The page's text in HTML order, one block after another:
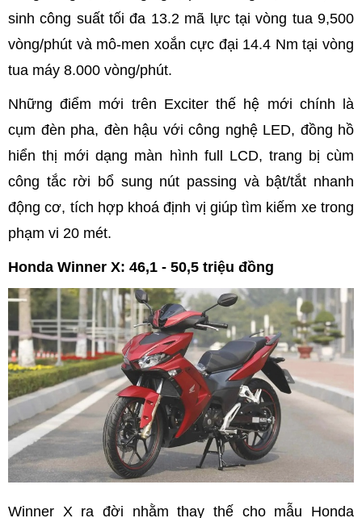
sinh công suất tối đa 13.2 mã lực tại vòng tua 9,500
vòng/phút và mô-men xoắn cực đại 14.4 Nm tại vòng
tua máy 8.000 vòng/phút.
Những điểm mới trên Exciter thế hệ mới chính là
cụm đèn pha, đèn hậu với công nghệ LED, đồng hồ
hiển thị mới dạng màn hình full LCD, trang bị cùm
công tắc rời bổ sung nút passing và bật/tắt nhanh
động cơ, tích hợp khoá định vị giúp tìm kiếm xe trong
phạm vi 20 mét.
Honda Winner X: 46,1 - 50,5 triệu đồng
Winner X ra đời nhằm thay thế cho mẫu Honda